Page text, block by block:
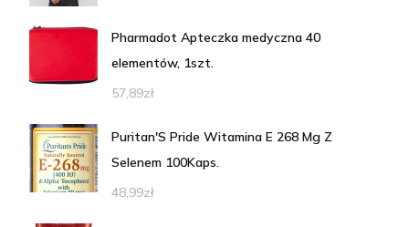
Pharmadot Apteczka medyczna 40
elementów, 1szt.
57,89zł
Puritan'S Pride Witamina E 268 Mg Z
Selenem 100Kaps.
48,99zł